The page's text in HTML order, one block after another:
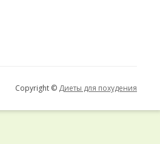
Copyright © Диеты для похудения